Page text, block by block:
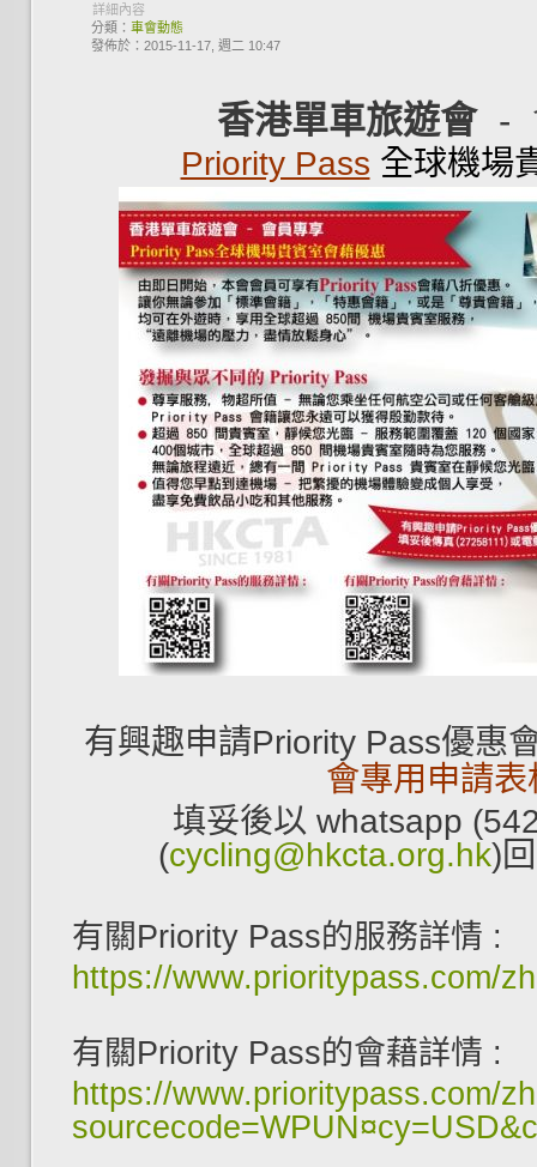
詳細內容
分類： 車會動態
發佈於：2015-11-17, 週二 10:47
香港單車旅遊會-
Priority Pass 全球機場
有興趣申請Priority Pass優惠
會專用申請
填妥後以 whatsapp
(cycling@hkcta.org.hk)
有關Priority Pass的服務詳情 :
https://www.prioritypass.com/
有關Priority Pass的會藉詳情 :
https://www.prioritypass.com/